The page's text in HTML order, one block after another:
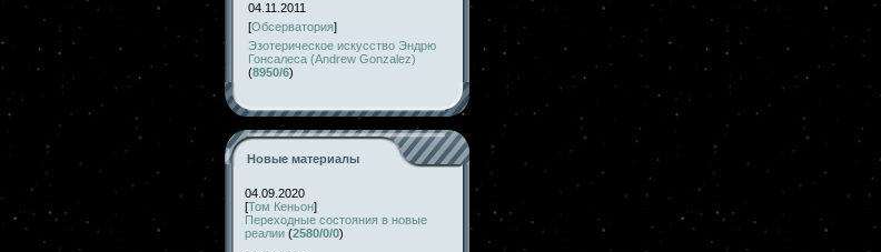
04.11.2011
[Обсерватория]
Эзотерическое искусство Эндрю
Гонсалеса (Andrew Gonzalez)
(8950/6)
Новые материалы
04.09.2020
[Том Кеньон]
Переходные состояния в новые
реалии (2580/0/0)